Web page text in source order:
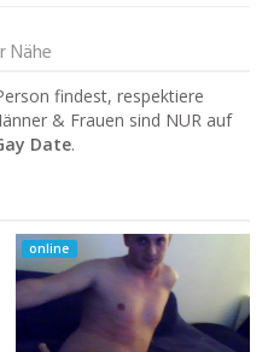
Nähe
findest, respektiere
& Frauen sind NUR auf
Date.
online